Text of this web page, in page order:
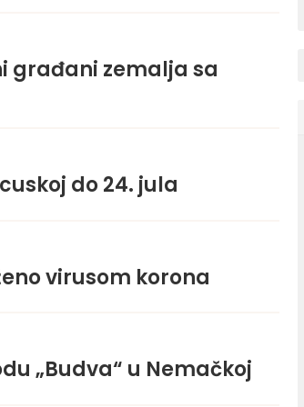
građani zemalja sa
do 24. jula
virusom korona
„Budva“ u Nemačkoj